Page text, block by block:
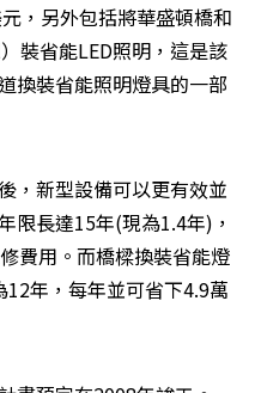
，另外包括將華盛頓橋和
裝省能LED照明，這是該
換裝省能照明燈具的一部
，新型設備可以更有效並
限長達15年(現為1.4年)，
費用。而橋樑換裝省能燈
年，每年並可省下4.9萬